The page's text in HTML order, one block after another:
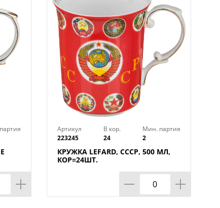
Артикул
223245
В кор.
24
Мин. партия
2
КРУЖКА LEFARD, СССР, 500 МЛ,
КОР=24ШТ.